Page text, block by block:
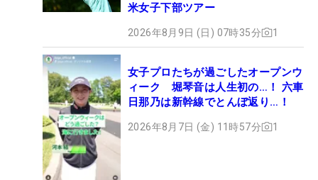
米女子下部ツアー
2026年8月9日 (日) 07時35分 1
女子プロたちが過ごしたオープンウ
ィーク 堀琴音は人生初の…！ 六車
日那乃は新幹線でとんぼ返り…！
2026年8月7日 (金) 11時57分 1